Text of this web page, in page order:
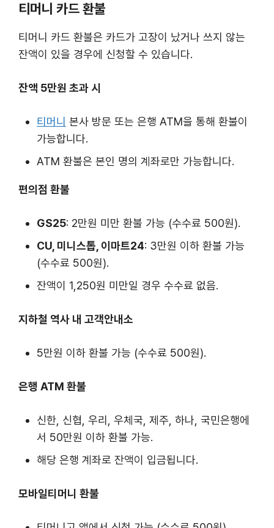
티머니 카드 환불
티머니 카드 환불은 카드가 고장이 났거나 쓰지 않는
잔액이 있을 경우에 신청할 수 있습니다.
잔액 5만원 초과 시
티머니 본사 방문 또는 은행 ATM을 통해 환불이
가능합니다.
ATM 환불은 본인 명의 계좌로만 가능합니다.
편의점 환불
GS25: 2만원 미만 환불 가능 (수수료 500원).
CU, 미니스톱, 이마트24: 3만원 이하 환불 가능
(수수료 500원).
잔액이 1,250원 미만일 경우 수수료 없음.
지하철 역사 내 고객안내소
5만원 이하 환불 가능 (수수료 500원).
은행 ATM 환불
신한, 신협, 우리, 우체국, 제주, 하나, 국민은행에
서 50만원 이하 환불 가능.
해당 은행 계좌로 잔액이 입금됩니다.
모바일티머니 환불